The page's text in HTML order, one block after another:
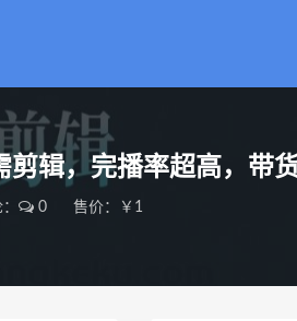
辑，完播率超高，带
0 售价：￥1